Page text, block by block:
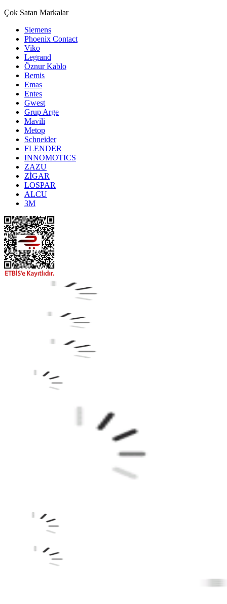
Çok Satan Markalar
Siemens
Phoenix Contact
Viko
Legrand
Öznur Kablo
Bemis
Emas
Entes
Gwest
Grup Arge
Mavili
Metop
Schneider
FLENDER
INNOMOTICS
ZAZU
ZİGAR
LOSPAR
ALCU
3M